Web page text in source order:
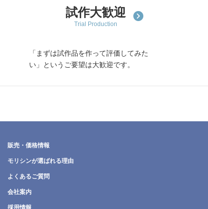
試作大歓迎
Trial Production
「まずは試作品を作って評価してみた
い」というご要望は大歓迎です。
販売・価格情報
モリシンが選ばれる理由
よくあるご質問
会社案内
採用情報